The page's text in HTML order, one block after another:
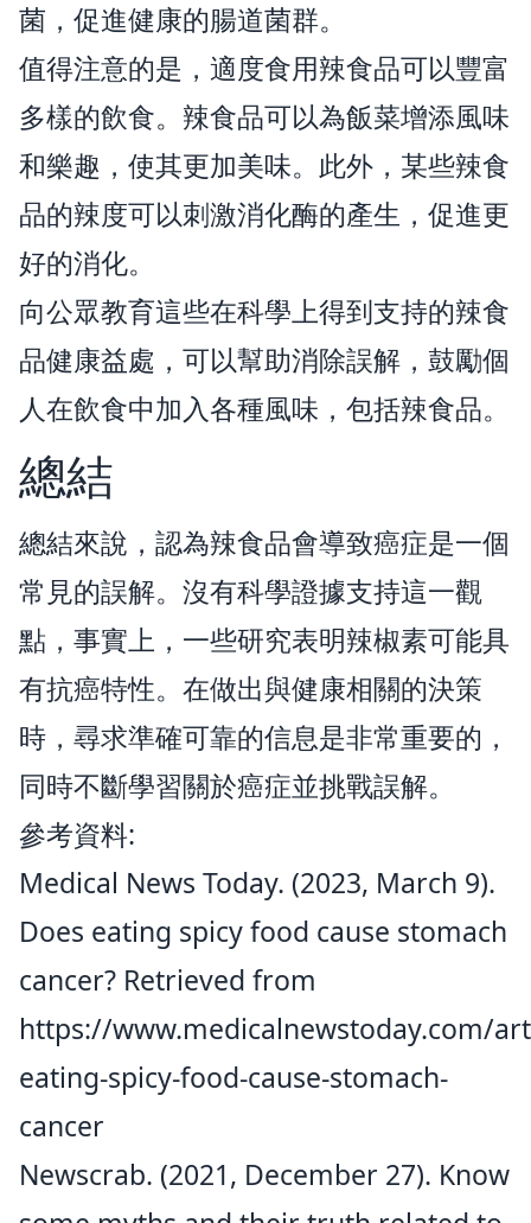
菌，促進健康的腸道菌群。
值得注意的是，適度食用辣食品可以豐富
多樣的飲食。辣食品可以為飯菜增添風味
和樂趣，使其更加美味。此外，某些辣食
品的辣度可以刺激消化酶的產生，促進更
好的消化。
向公眾教育這些在科學上得到支持的辣食
品健康益處，可以幫助消除誤解，鼓勵個
人在飲食中加入各種風味，包括辣食品。
總結
總結來說，認為辣食品會導致癌症是一個
常見的誤解。沒有科學證據支持這一觀
點，事實上，一些研究表明辣椒素可能具
有抗癌特性。在做出與健康相關的決策
時，尋求準確可靠的信息是非常重要的，
同時不斷學習關於癌症並挑戰誤解。
參考資料:
Medical News Today. (2023, March 9).
Does eating spicy food cause stomach
cancer? Retrieved from
https://www.medicalnewstoday.com/
eating-spicy-food-cause-stomach-
cancer
Newscrab. (2021, December 27). Know